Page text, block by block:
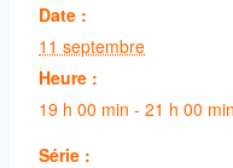
Date :
11 septembre
Heure :
19 h 00 min - 21 h 00 min
Série :